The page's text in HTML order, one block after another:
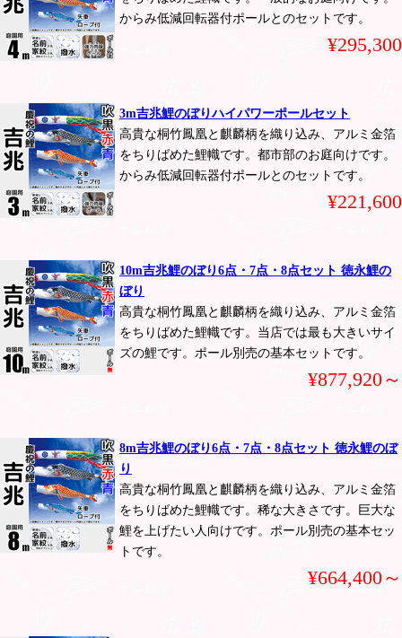
からみ低減回転器付ポールとのセットです。
¥295,300
3m吉兆鯉のぼりハイパワーポールセット
高貴な桐竹鳳凰と麒麟柄を織り込み、アルミ金箔
をちりばめた鯉幟です。都市部のお庭向けです。
からみ低減回転器付ポールとのセットです。
¥221,600
10m吉兆鯉のぼり6点・7点・8点セット 徳永鯉の
ぼり
高貴な桐竹鳳凰と麒麟柄を織り込み、アルミ金箔
をちりばめた鯉幟です。当店では最も大きいサイ
ズの鯉です。ポール別売の基本セットです。
¥877,920～
8m吉兆鯉のぼり6点・7点・8点セット 徳永鯉のぼ
り
高貴な桐竹鳳凰と麒麟柄を織り込み、アルミ金箔
をちりばめた鯉幟です。稀な大きさです。巨大な
鯉を上げたい人向けです。ポール別売の基本セッ
トです。
¥664,400～